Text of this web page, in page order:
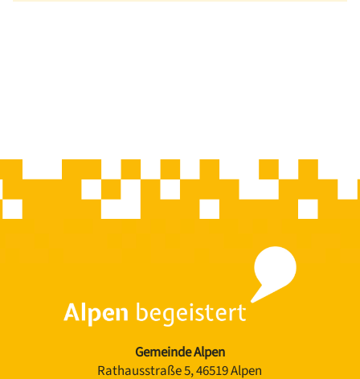
Gemeinde Alpen
Rathausstraße 5, 46519 Alpen